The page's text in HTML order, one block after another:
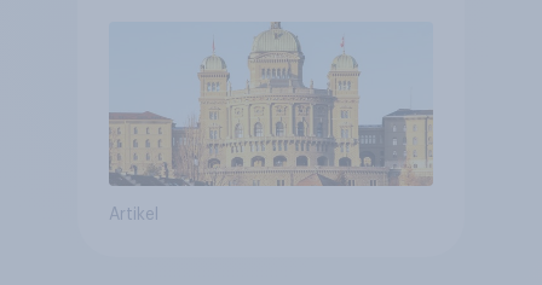
Zivildienstgesetz sinken
Artikel